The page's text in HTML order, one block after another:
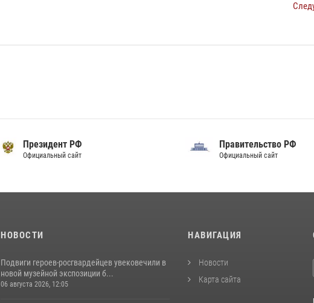
Президент РФ
Официальный сайт
Правительство РФ
Официальный сайт
НОВОСТИ
Подвиги героев‑росгвардейцев увековечили в
новой музейной экспозиции б...
06 августа 2026, 12:05
НАВИГАЦИЯ
Новости
Карта сайта